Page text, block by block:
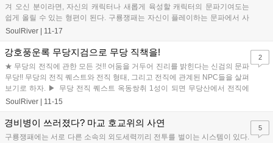
겨 오신 분이라면, 자신의 캐릭터나 새롭게 육성할 캐릭터의 문파기여도는
쉽게 올릴 수 있는 형편이 된다. 구룡쟁패는 자신이 플레이하는 문파에서 사
용되는 무기 등을 기부할때, 많은 ...
SoulRiver 11-17
강호풍운록 무당지검으로 무당 직책을!
★ 무당의 전직에 관한 모든 것!! 어둠을 거두어 진리를 밝힌다는 신검의 문파
무당!! 무당의 전직 퀘스트와 전직 형태, 그리고 전직에 관계된 NPC들을 살펴
보기로 하자. ▶ 무당 전직 퀘스트 옥동쌍취 1성이 되면 무당산에서 전직에
관련된 제룡행 퀘스...
SoulRiver 11-15
2
경비병이 쓰러졌다? 마교 호교위의 사연
구룡쟁패에는 서로 다른 소속의 외도세력끼리 전투를 벌이는 시스템이 있다.
5